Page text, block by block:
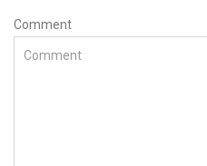
Comment